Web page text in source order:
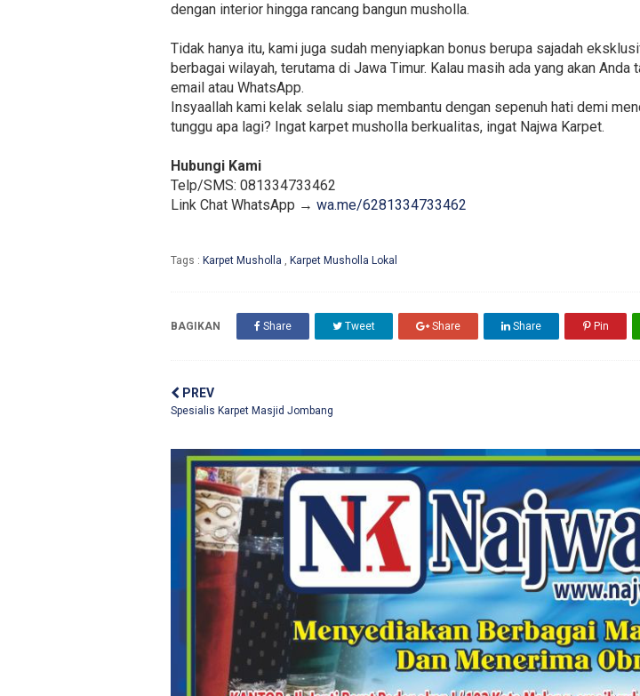
dengan interior hingga rancang bangun musholla.
Tidak hanya itu, kami juga sudah menyiapkan bonus berupa sajadah
berbagai wilayah, terutama di Jawa Timur. Kalau masih ada yang akan
email atau WhatsApp.
Insyaallah kami kelak selalu siap membantu dengan sepenuh hati demi
tunggu apa lagi? Ingat karpet musholla berkualitas, ingat Najwa Karpet.
Hubungi Kami
Telp/SMS: 081334733462
Link Chat WhatsApp → wa.me/6281334733462
Tags : Karpet Musholla , Karpet Musholla Lokal
BAGIKAN Share Tweet Share Share Pin
PREV
Spesialis Karpet Masjid Jombang